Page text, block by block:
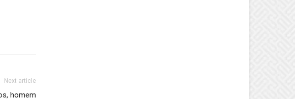
Next article
homem